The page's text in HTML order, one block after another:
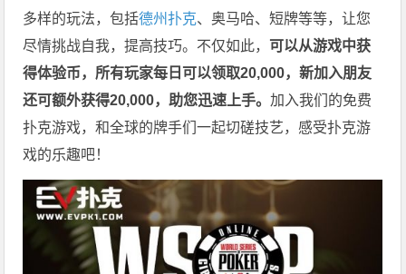
多样的玩法，包括德州扑克、奥马哈、短牌等等，让您
尽情挑战自我，提高技巧。不仅如此， 可以从游戏中获
得体验币，所有玩家每日可以领取20,000，新加入朋友
还可额外获得20,000，助您迅速上手。加入我们的免费
扑克游戏，和全球的牌手们一起切磋技艺，感受扑克游
戏的乐趣吧！